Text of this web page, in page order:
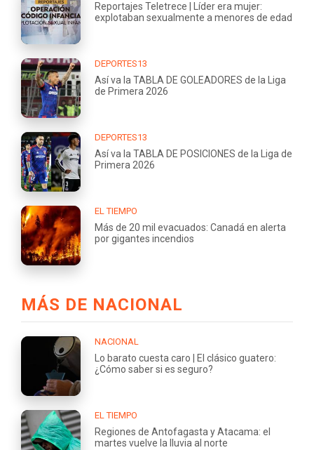
Reportajes Teletrece | Líder era mujer:
explotaban sexualmente a menores de edad
DEPORTES13
Así va la TABLA DE GOLEADORES de la Liga
de Primera 2026
DEPORTES13
Así va la TABLA DE POSICIONES de la Liga de
Primera 2026
EL TIEMPO
Más de 20 mil evacuados: Canadá en alerta
por gigantes incendios
MÁS DE NACIONAL
NACIONAL
Lo barato cuesta caro | El clásico guatero:
¿Cómo saber si es seguro?
EL TIEMPO
Regiones de Antofagasta y Atacama: el
martes vuelve la lluvia al norte